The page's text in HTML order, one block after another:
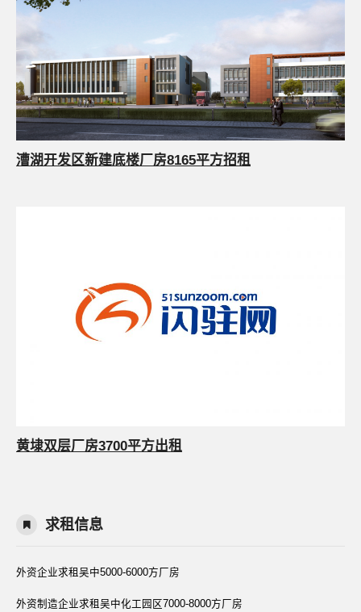
漕湖开发区新建底楼厂房8165平方招租
黄埭双层厂房3700平方出租
求租信息
外资企业求租吴中5000-6000方厂房
外资制造企业求租吴中化工园区7000-8000方厂房